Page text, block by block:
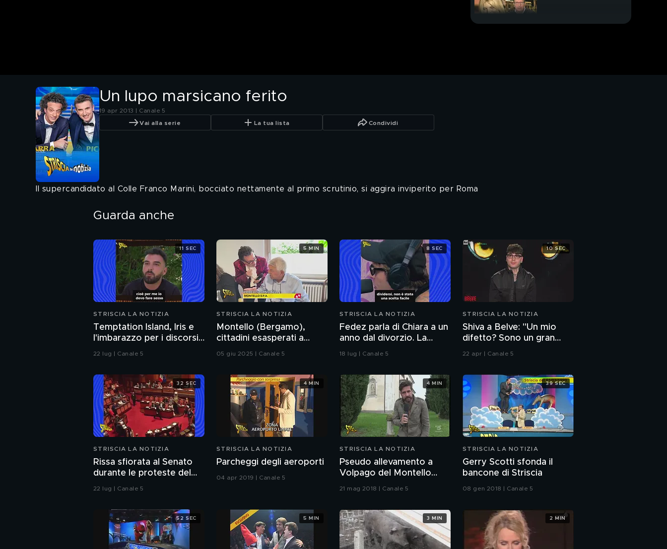
Un lupo marsicano ferito
19 apr 2013 | Canale 5
Vai alla serie La tua lista Condividi
Il supercandidato al Colle Franco Marini, bocciato nettamente al primo scrutinio, si aggira inviperito per Roma
Guarda anche
STRISCIA LA NOTIZIA
Temptation Island, Iris e
l'imbarazzo per i discorsi
del fidanzato Andrea sul
22 lug | Canale 5
11 SEC
STRISCIA LA NOTIZIA
Montello (Bergamo),
cittadini esasperati a
causa di odori
05 giu 2025 | Canale 5
5 MIN
STRISCIA LA NOTIZIA
Fedez parla di Chiara a un
anno dal divorzio. La
reazione della Ferragni
18 lug | Canale 5
8 SEC
STRISCIA LA NOTIZIA
Shiva a Belve: "Un mio
difetto? Sono un gran
coglione"
22 apr | Canale 5
10 SEC
STRISCIA LA NOTIZIA
Rissa sfiorata al Senato
durante le proteste del
M5S sul caso Delmastro
22 lug | Canale 5
32 SEC
STRISCIA LA NOTIZIA
Parcheggi degli aeroporti
04 apr 2019 | Canale 5
4 MIN
STRISCIA LA NOTIZIA
Pseudo allevamento a
Volpago del Montello
21 mag 2018 | Canale 5
4 MIN
STRISCIA LA NOTIZIA
Gerry Scotti sfonda il
bancone di Striscia
08 gen 2018 | Canale 5
39 SEC
52 SEC 5 MIN 3 MIN 2 MIN